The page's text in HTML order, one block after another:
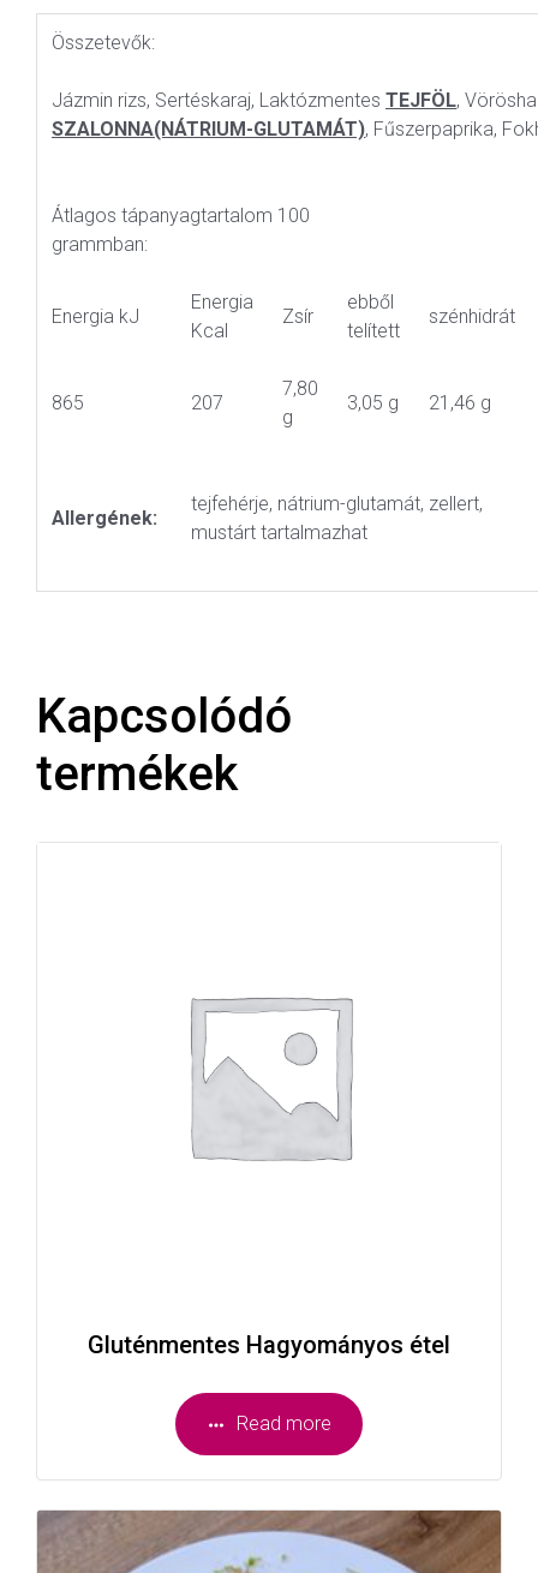
Összetevők:
Jázmin rizs, Sertéskaraj, Laktózmentes TEJFÖL,
SZALONNA(NÁTRIUM-GLUTAMÁT), Fűszerpaprika,
Átlagos tápanyagtartalom 100
grammban:
Energia kJ
Energia
Kcal
Zsír
ebből
telített
szénhidrát
865 207
7,80
g
3,05 g 21,46 g
Allergének:
tejfehérje, nátrium-glutamát, zellert,
mustárt tartalmazhat
Kapcsolódó
termékek
Gluténmentes Hagyományos étel
Read more